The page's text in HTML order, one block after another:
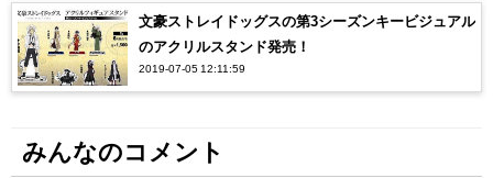
文豪ストレイドッグスの第3シーズンキービジュアル
のアクリルスタンド発売！
2019-07-05 12:11:59
みんなのコメント